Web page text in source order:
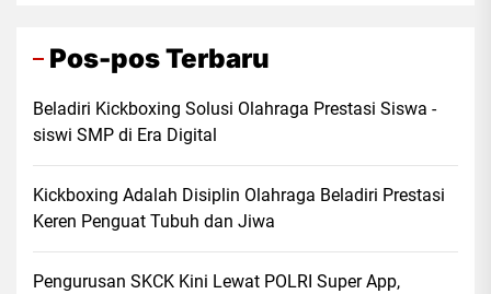
Pos-pos Terbaru
Beladiri Kickboxing Solusi Olahraga Prestasi Siswa -
siswi SMP di Era Digital
Kickboxing Adalah Disiplin Olahraga Beladiri Prestasi
Keren Penguat Tubuh dan Jiwa
Pengurusan SKCK Kini Lewat POLRI Super App,